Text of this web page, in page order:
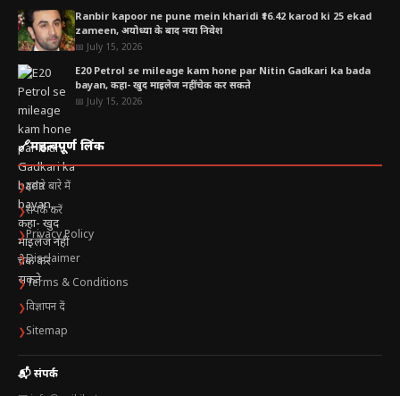
Ranbir kapoor ne pune mein kharidi ₹16.42 karod ki 25 ekad
zameen, अयोध्या के बाद नया निवेश
📅 July 15, 2026
E20 Petrol se mileage kam hone par Nitin Gadkari ka bada
bayan, कहा- खुद माइलेज नहीं चेक कर सकते
📅 July 15, 2026
🔗महत्वपूर्ण लिंक
❯हमारे बारे में
❯संपर्क करें
❯Privacy Policy
❯Disclaimer
❯Terms & Conditions
❯विज्ञापन दें
❯Sitemap
📬 संपर्क